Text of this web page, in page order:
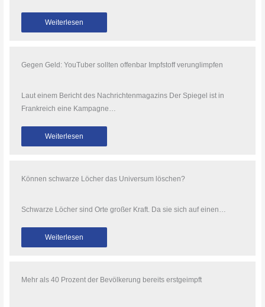
Weiterlesen
Gegen Geld: YouTuber sollten offenbar Impfstoff verunglimpfen
Laut einem Bericht des Nachrichtenmagazins Der Spiegel ist in
Frankreich eine Kampagne…
Weiterlesen
Können schwarze Löcher das Universum löschen?
Schwarze Löcher sind Orte großer Kraft. Da sie sich auf einen…
Weiterlesen
Mehr als 40 Prozent der Bevölkerung bereits erstgeimpft